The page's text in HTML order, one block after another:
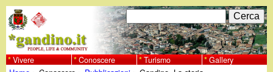
al
contenuto
F
o
C
e
r
c
Vivere Conoscere Turismo Gallery